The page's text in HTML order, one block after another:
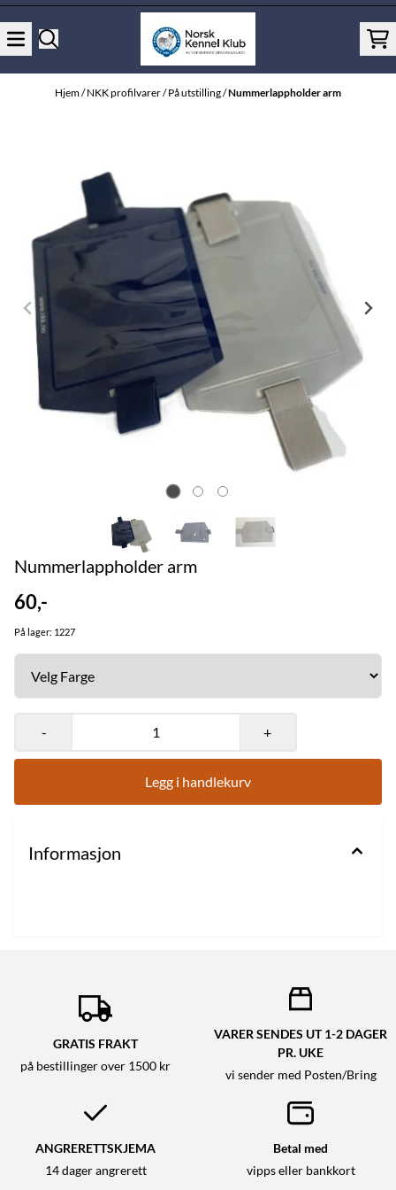
Hjem/NKK profilvarer/På utstilling/Nummerlappholder arm
Nummerlappholder arm
60,-
På lager: 1227
- +
Legg i handlekurv
Informasjon
GRATIS FRAKT
på bestillinger over 1500 kr
VARER SENDES UT 1-2 DAGER
PR. UKE
vi sender med Posten/Bring
ANGRERETTSKJEMA
14 dager angrerett
Betal med
vipps eller bankkort